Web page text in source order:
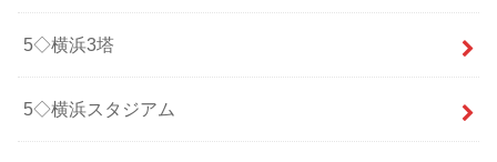
5◇横浜3塔
5◇横浜スタジアム